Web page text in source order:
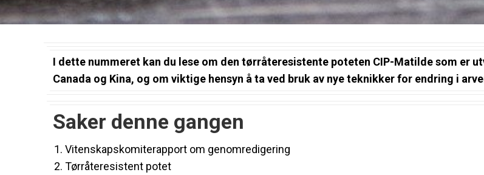
I dette nummeret kan du lese om den tørråteresistente poteten CIP-Matilde som er
Canada og Kina, og om viktige hensyn å ta ved bruk av nye teknikker for endring i
Saker denne gangen
Vitenskapskomiterapport om genomredigering
Tørråteresistent potet